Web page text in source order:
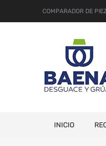
COMPARADOR DE
INICIO